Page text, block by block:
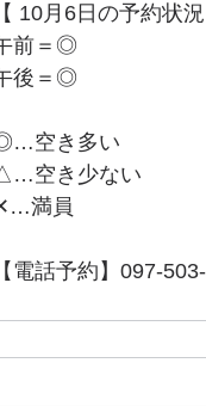
【 10月6日の予約状
前＝◎
後＝◎
空き多い
空き少ない
満員
【電話予約】097-